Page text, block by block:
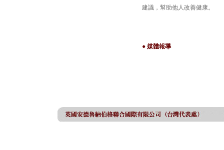
建議，幫助他人改善健康。
● 媒體報導